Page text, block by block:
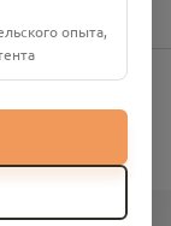
опыта,